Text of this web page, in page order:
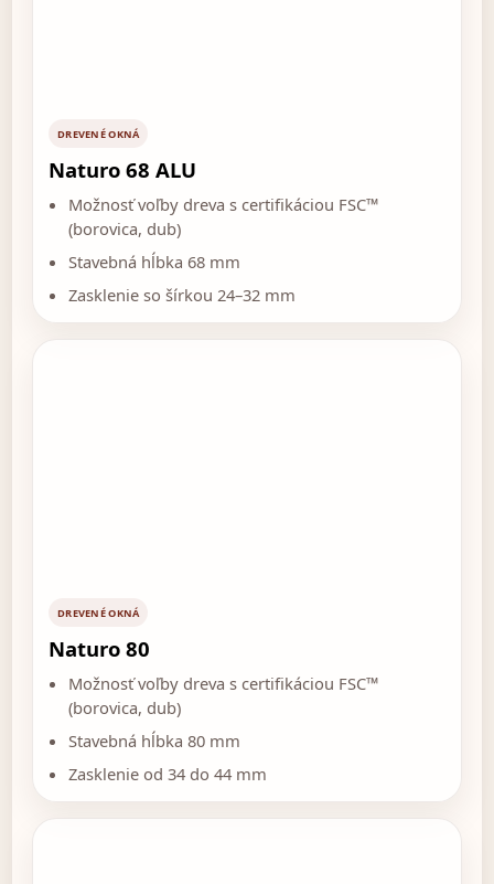
DREVENÉ OKNÁ
Naturo 68 ALU
Možnosť voľby dreva s certifikáciou FSC™
(borovica, dub)
Stavebná hĺbka 68 mm
Zasklenie so šírkou 24–32 mm
DREVENÉ OKNÁ
Naturo 80
Možnosť voľby dreva s certifikáciou FSC™
(borovica, dub)
Stavebná hĺbka 80 mm
Zasklenie od 34 do 44 mm